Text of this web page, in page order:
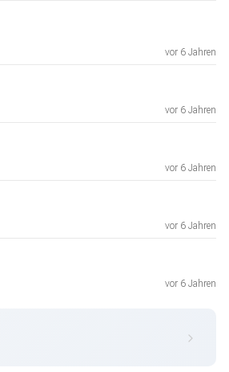
vor 6 Jahren
vor 6 Jahren
vor 6 Jahren
vor 6 Jahren
vor 6 Jahren